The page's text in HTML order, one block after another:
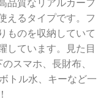
えるタイプです。フ
ものを収納していて
しています。見た目
スマホ、長財布、
トル水、キーなど一